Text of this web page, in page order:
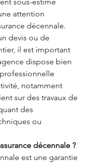
sous-estimé
attention
décennale.
devis ou de
il est important
dispose bien
notamment
sur des travaux de
des
ou
décennale ?
est une garantie